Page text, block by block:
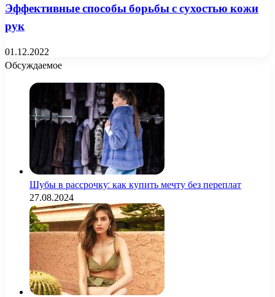
Эффективные способы борьбы с сухостью кожи
рук
01.12.2022
Обсуждаемое
Шубы в рассрочку: как купить мечту без переплат
27.08.2024